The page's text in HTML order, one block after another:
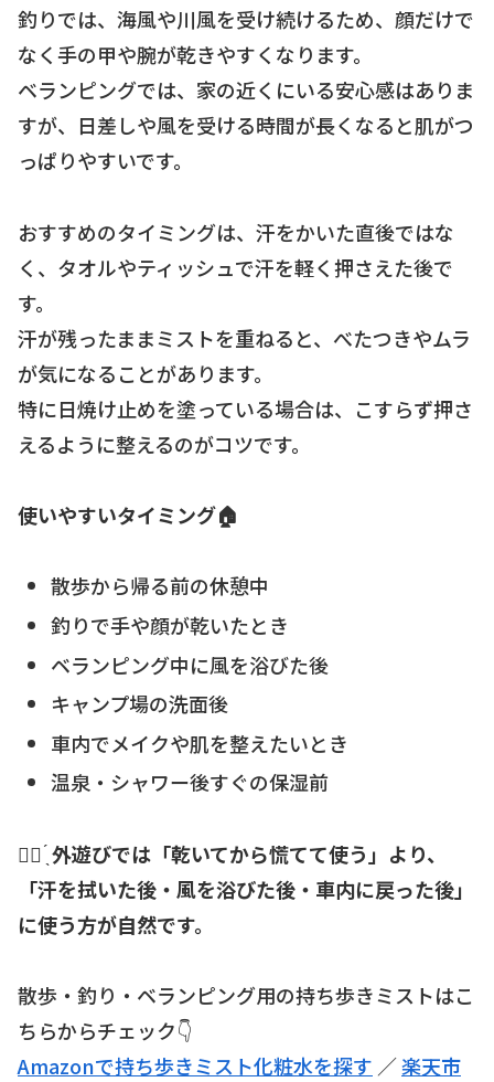
釣りでは、海風や川風を受け続けるため、顔だけで
なく手の甲や腕が乾きやすくなります。
ベランピングでは、家の近くにいる安心感はありま
すが、日差しや風を受ける時間が長くなると肌がつ
っぱりやすいです。
おすすめのタイミングは、汗をかいた直後ではな
く、タオルやティッシュで汗を軽く押さえた後で
す。
汗が残ったままミストを重ねると、べたつきやムラ
が気になることがあります。
特に日焼け止めを塗っている場合は、こすらず押さ
えるように整えるのがコツです。
使いやすいタイミング🏠
散歩から帰る前の休憩中
釣りで手や顔が乾いたとき
ベランピング中に風を浴びた後
キャンプ場の洗面後
車内でメイクや肌を整えたいとき
温泉・シャワー後すぐの保湿前
☝🏻 ̖́外遊びでは「乾いてから慌てて使う」より、
「汗を拭いた後・風を浴びた後・車内に戻った後」
に使う方が自然です。
散歩・釣り・ベランピング用の持ち歩きミストはこ
ちらからチェック👇
Amazonで持ち歩きミスト化粧水を探す ／楽天市